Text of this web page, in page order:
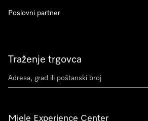
Traženje trgovca
Miele Experience Center
Poslovni partner